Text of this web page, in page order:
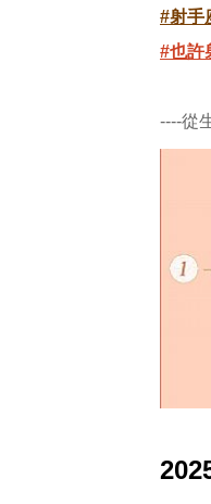
#射手
#也許
----從